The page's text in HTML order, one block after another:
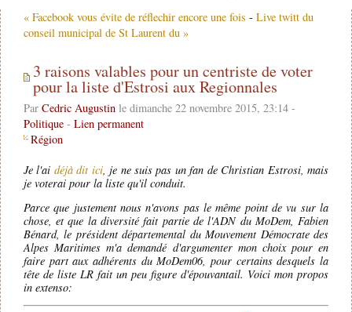
« Facebook vous évite de réflechir encore une fois - Live twitt du
conseil municipal de St Laurent du »
3 raisons valables pour un centriste de voter
pour la liste d'Estrosi aux Regionnales
Par Cedric Augustinle dimanche 22 novembre 2015, 23:14 -
Politique- Lien permanent
Région
Je l'ai déjà dit ici, je ne suis pas un fan de Christian Estrosi, mais
je voterai pour la liste qu'il conduit.
Parce que justement nous n'avons pas le même point de vu sur la
chose, et que la diversité fait partie de l'ADN du MoDem, Fabien
Bénard, le président départemental du Mouvement Démocrate des
Alpes Maritimes m'a demandé d'argumenter mon choix pour en
faire part aux adhérents du MoDem06, pour certains desquels la
tête de liste LR fait un peu figure d'épouvantail. Voici mon propos
in extenso: